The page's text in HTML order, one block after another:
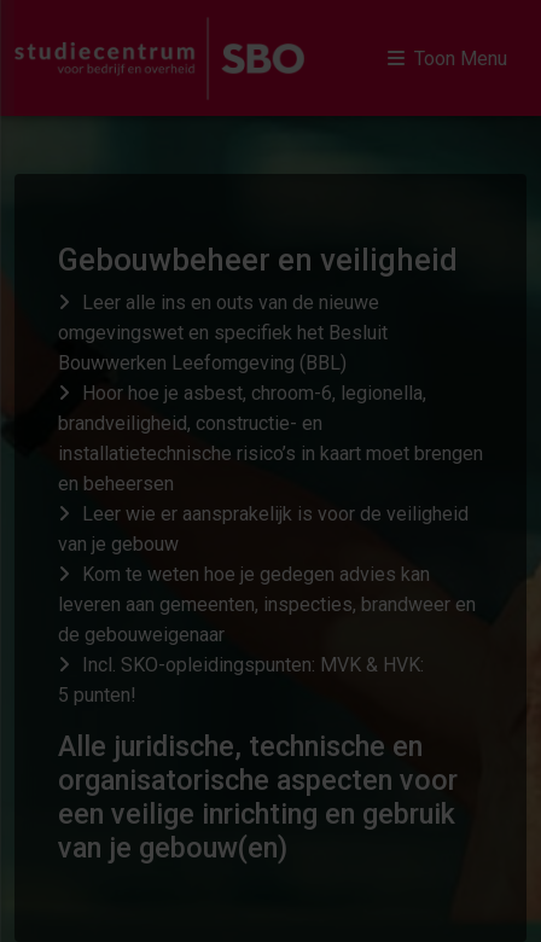
Toon Menu
Gebouwbeheer en veiligheid
Leer alle ins en outs van de nieuwe
omgevingswet en specifiek het Besluit
Bouwwerken Leefomgeving (BBL)
Hoor hoe je asbest, chroom-6, legionella,
brandveiligheid, constructie- en
installatietechnische risico’s in kaart moet brengen
en beheersen
Leer wie er aansprakelijk is voor de veiligheid
van je gebouw
Kom te weten hoe je gedegen advies kan
leveren aan gemeenten, inspecties, brandweer en
de gebouweigenaar
Incl. SKO-opleidingspunten: MVK & HVK:
5 punten!
Alle juridische, technische en
organisatorische aspecten voor
een veilige inrichting en gebruik
van je gebouw(en)